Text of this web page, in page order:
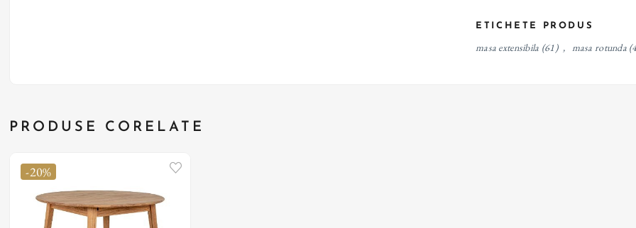
ETICHETE PRODUS
masa extensibila (61) , masa rotunda
PRODUSE CORELATE
-20%